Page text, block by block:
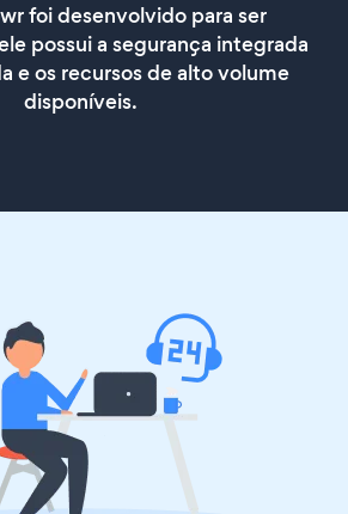
foi desenvolvido para ser
possui a segurança integrada
e os recursos de alto volume
disponíveis.